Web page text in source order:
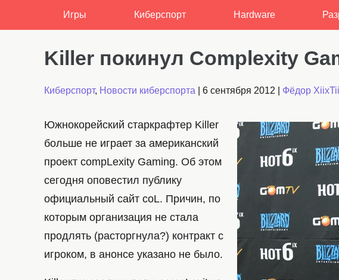
Игры Киберспорт Hardware
Killer покинул Complexity
Киберспорт, Новости киберспорта 6 сентября 2012 Фёдор
Южнокорейский старкрафтер Killer
больше не играет за американский
проект compLexity Gaming. Об этом
сегодня оповестил публику
официальный сайт coL. Причин, по
которым организация не стала
продлять (расторгнула?) контракт с
игроком, в анонсе указано не было.